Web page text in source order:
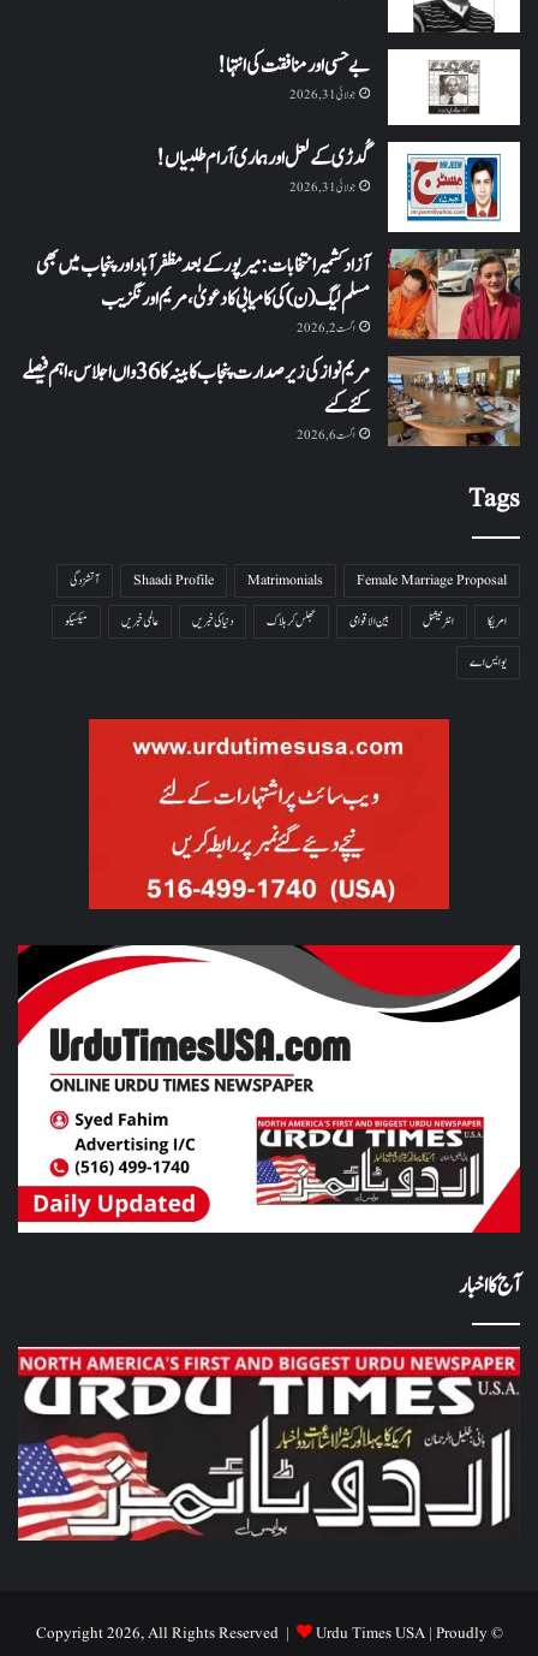
بے حسی اور منافقت کی انتہا !
جولائی 31, 2026
گُدڑی کے لعل اور ہماری آرام طلبیاں!
جولائی 31, 2026
آزاد کشمیر انتخابات: میرپور کے بعد مظفرآباد اور پنجاب میں بھی
مسلم لیگ (ن) کی کامیابی کا دعویٰ، مریم اورنگزیب
اگست 2, 2026
مریم نواز کی زیر صدارت پنجاب کابینہ کا 36واں اجلاس،اہم فیصلے
کئے گئے
اگست 6, 2026
Tags
Female Marriage Proposal
Matrimonials
Shaadi Profile
آتشزدگی
امریکا
انٹرنیشنل بین الاقوامی جھلس کر ہلاک دنیا کی خبریں عالمی خبریں
میکسیکو
یو ایس اے
آج کا اخبار
© Copyright 2026, All Rights Reserved |
Urdu Times USA| Proudly